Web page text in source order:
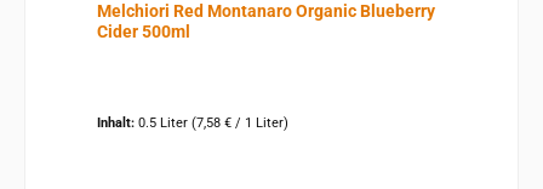
Melchiori Red Montanaro Organic Blueberry
Cider 500ml
Inhalt: 0.5 Liter (7,58 € / 1 Liter)